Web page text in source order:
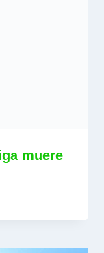
muere